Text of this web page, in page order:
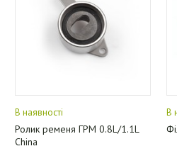
В наявності
Ролик ременя ГРМ 0.8L/1.1L
China
В